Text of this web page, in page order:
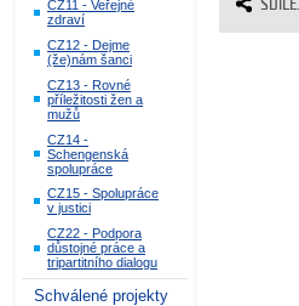
CZ11 - Veřejné
zdraví
CZ12 - Dejme
(že)nám šanci
CZ13 - Rovné
příležitosti žen a
mužů
CZ14 -
Schengenská
spolupráce
CZ15 - Spolupráce
v justici
CZ22 - Podpora
důstojné práce a
tripartitního dialogu
Schválené projekty